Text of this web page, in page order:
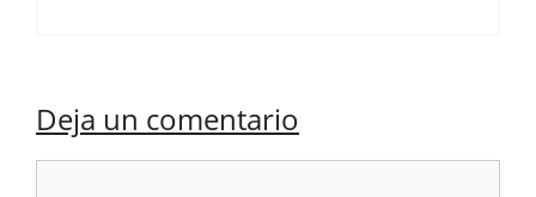
Deja un comentario